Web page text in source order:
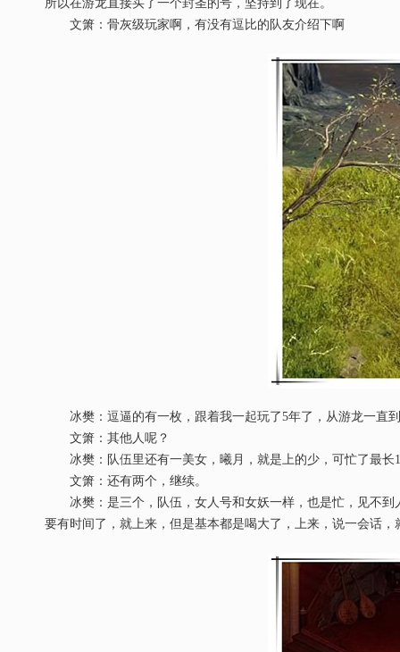
所以在游龙直接买了一个封圣的号，坚持到了现在。
文箫：骨灰级玩家啊，有没有逗比的队友介绍下啊
冰樊：逗逼的有一枚，跟着我一起玩了5年了，从游龙一直
文箫：其他人呢？
冰樊：队伍里还有一美女，曦月，就是上的少，可忙了最长
文箫：还有两个，继续。
冰樊：是三个，队伍，女人号和女妖一样，也是忙，见不到
要有时间了，就上来，但是基本都是喝大了，上来，说一会话，